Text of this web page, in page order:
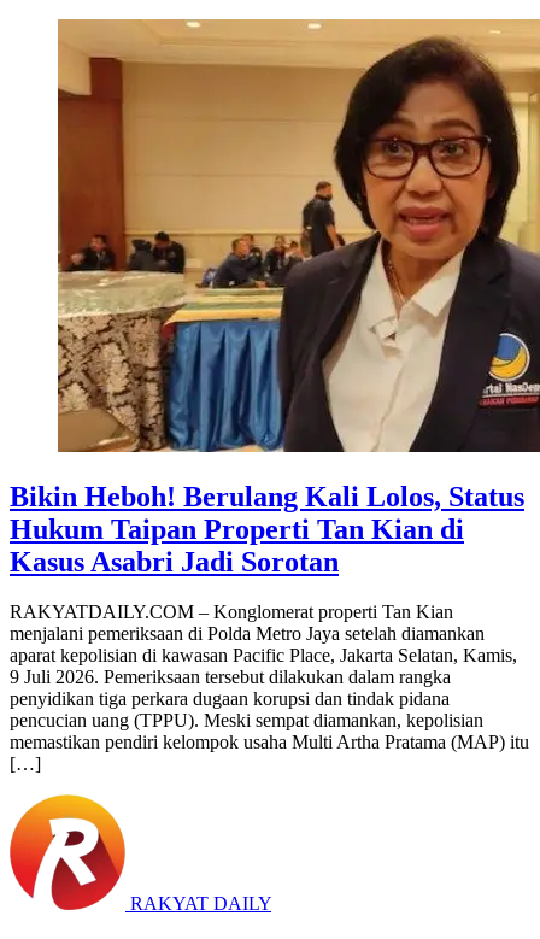
Bikin Heboh! Berulang Kali Lolos, Status
Hukum Taipan Properti Tan Kian di
Kasus Asabri Jadi Sorotan
RAKYATDAILY.COM – Konglomerat properti Tan Kian
menjalani pemeriksaan di Polda Metro Jaya setelah diamankan
aparat kepolisian di kawasan Pacific Place, Jakarta Selatan, Kamis,
9 Juli 2026. Pemeriksaan tersebut dilakukan dalam rangka
penyidikan tiga perkara dugaan korupsi dan tindak pidana
pencucian uang (TPPU). Meski sempat diamankan, kepolisian
memastikan pendiri kelompok usaha Multi Artha Pratama (MAP) itu
[…]
RAKYAT DAILY